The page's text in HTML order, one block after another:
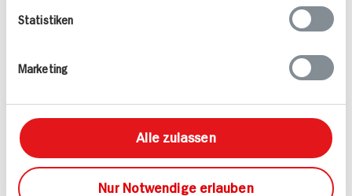
Statistiken
Marketing
Alle zulassen
Nur Notwendige erlauben
Marktfinder
Unser Magazin